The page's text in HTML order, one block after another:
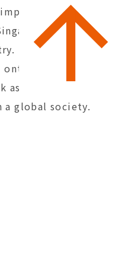
of
success
We hope that
such a
they become
a global society.